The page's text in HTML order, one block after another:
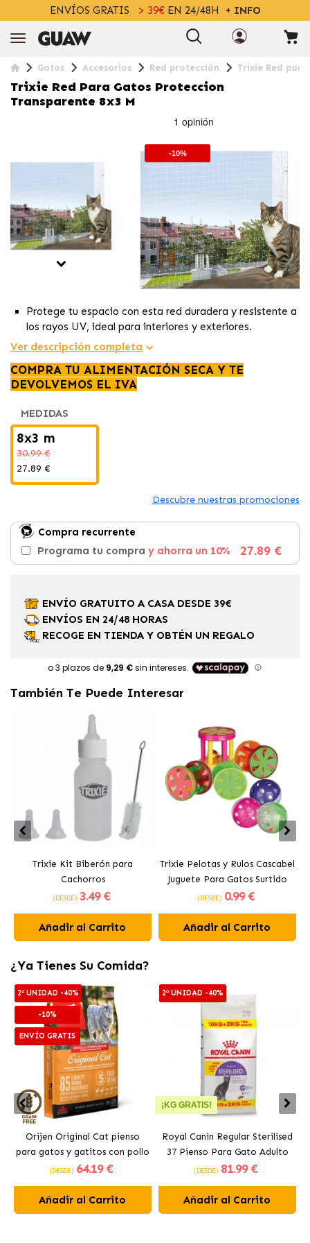
ENVÍOS GRATIS > 39€EN 24/48H + INFO
Gatos Accesorios Red protección Trixie Red
Trixie Red Para Gatos Proteccion
Transparente 8x3 M
-10%
Protege tu espacio con esta red duradera y resistente a
los rayos UV, ideal para interiores y exteriores.
La malla de 8x3 m brinda seguridad incluso para gatos
pequeños, con opciones de instalación versátiles.
Incluye ganchos, tacos y cuerda de fijación para una
colocación segura y sencilla en cualquier área.
Ver descripción completa
COMPRA TU ALIMENTACIÓN SECA Y TE
DEVOLVEMOS EL IVA
MEDIDAS
8x3 m
30.99 €
27.89 €
Descubre nuestras promociones
Compra recurrente
Programa tu compra y ahorra un 10% 27.89 €
ENVÍO GRATUITO A CASA DESDE 39€
ENVÍOS EN 24/48 HORAS
RECOGE EN TIENDA Y OBTÉN UN REGALO
También Te Puede Interesar
Trixie Kit Biberón para
Cachorros
(DESDE) 3.49 €
Añadir al Carrito
Trixie Pelotas y Rulos Cascabel
Juguete Para Gatos Surtido
Formas y Colores
(DESDE) 0.99 €
Añadir al Carrito
¿Ya Tienes Su Comida?
2ª UNIDAD -40%
-10%
ENVÍO GRATIS
Orijen Original Cat pienso
para gatos y gatitos con pollo
(DESDE) 64.19 €
Añadir al Carrito
2ª UNIDAD -40%
¡KG GRATIS!
Royal Canin Regular Sterilised
37 Pienso Para Gato Adulto
Esterilizado
(DESDE) 81.99 €
Añadir al Carrito